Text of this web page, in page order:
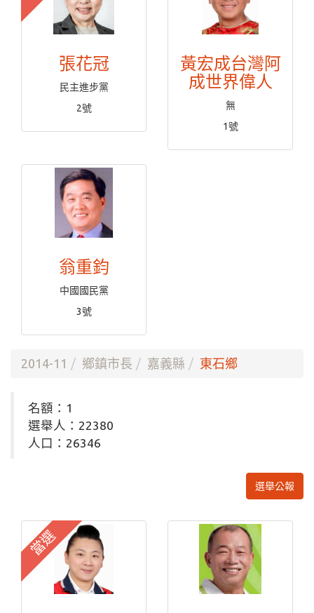
張花冠
民主進步黨
2號
黃宏成台灣阿
成世界偉人
無
1號
翁重鈞
中國國民黨
3號
2014-11 鄉鎮市長 嘉義縣 東石鄉
名額：1
選舉人：22380
人口：26346
選舉公報
當選